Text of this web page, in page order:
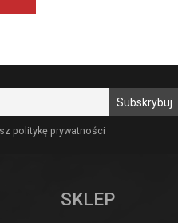
zł.
politykę prywatności
SKLEP